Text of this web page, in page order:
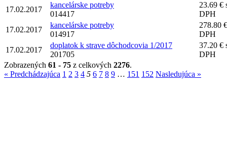
17.02.2017
kancelárske potreby
014417
23.69 €
DPH
17.02.2017
kancelárske potreby
014917
278.80
DPH
17.02.2017
doplatok k strave dôchodcovia 1/2017
201705
37.20 €
DPH
Zobrazených 61 - 75 z celkových 2276.
« Predchádzajúca 1 2 3 4 5 6 7 8 9 … 151 152 Nasledujúca »